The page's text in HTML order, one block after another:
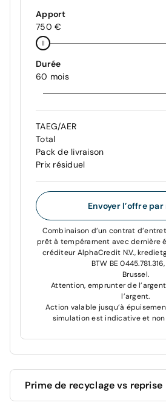
Apport
750 €
Durée
60 mois
TAEG/AER
Total
Pack de livraison
Prix résiduel
Envoyer l’offre
Combinaison d’un contrat
prêt à tempérament avec dernière
créditeur AlphaCredit N.V.,
BTW BE 0445.781.316,
Brussel.
Attention, emprunter de
l’argent.
Action valable jusqu’à
simulation est indicative et
Prime de recyclage vs reprise